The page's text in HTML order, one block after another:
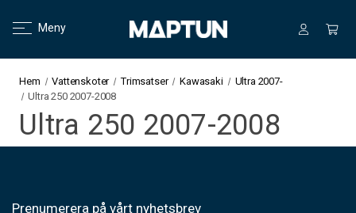
Meny
Hem Vattenskoter Trimsatser Kawasaki
Ultra 2007-
Ultra 250 2007-2008
Ultra 250 2007-2008
Prenumerera på vårt nyhetsbrev